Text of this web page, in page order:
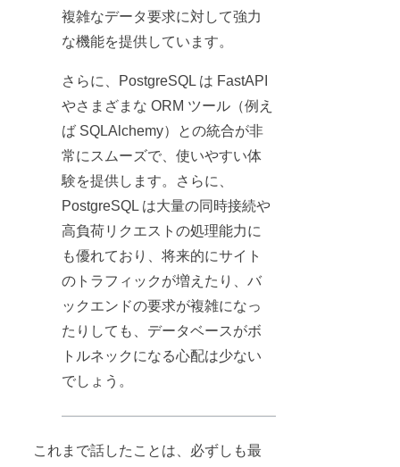
複雑なデータ要求に対して強力
な機能を提供しています。
さらに、PostgreSQL は FastAPI
やさまざまな ORM ツール（例え
ば SQLAlchemy）との統合が非
常にスムーズで、使いやすい体
験を提供します。さらに、
PostgreSQL は大量の同時接続や
高負荷リクエストの処理能力に
も優れており、将来的にサイト
のトラフィックが増えたり、バ
ックエンドの要求が複雑になっ
たりしても、データベースがボ
トルネックになる心配は少ない
でしょう。
これまで話したことは、必ずしも最